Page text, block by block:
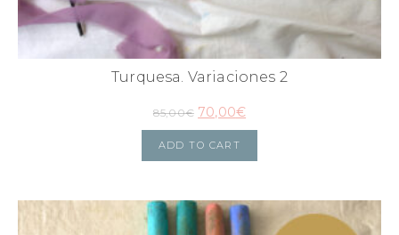
Turquesa. Variaciones 2
85,00€ 70,00€
ADD TO CART